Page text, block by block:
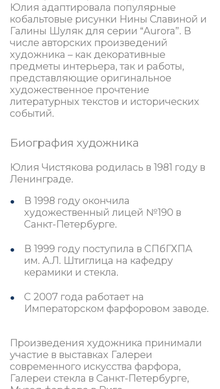
Юлия адаптировала популярные
кобальтовые рисунки Нины Славиной и
Галины Шуляк для серии “Aurora”. В
числе авторских произведений
художника – как декоративные
предметы интерьера, так и работы,
представляющие оригинальное
художественное прочтение
литературных текстов и исторических
событий.
Биография художника
Юлия Чистякова родилась в 1981 году в
Ленинграде.
В 1998 году окончила
художественный лицей №190 в
Санкт-Петербурге.
В 1999 году поступила в СПбГХПА
им. А.Л. Штиглица на кафедру
керамики и стекла.
С 2007 года работает на
Императорском фарфоровом заводе.
Произведения художника принимали
участие в выставках Галереи
современного искусства фарфора,
Галереи стекла в Санкт-Петербурге,